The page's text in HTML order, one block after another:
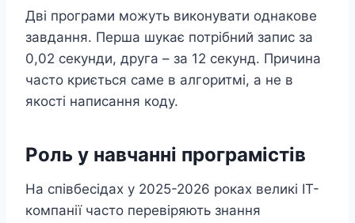
Дві програми можуть виконувати однакове
завдання. Перша шукає потрібний запис за
0,02 секунди, друга – за 12 секунд. Причина
часто криється саме в алгоритмі, а не в
якості написання коду.
Роль у навчанні програмістів
На співбесідах у 2025-2026 роках великі ІТ-
компанії часто перевіряють знання